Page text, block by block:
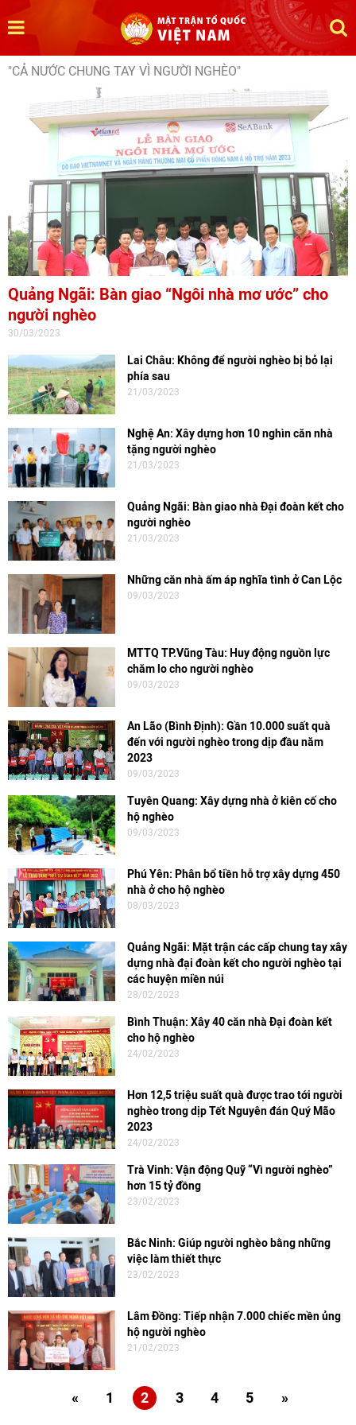
"CẢ NƯỚC CHUNG TAY VÌ NGƯỜI NGHÈO"
Quảng Ngãi: Bàn giao “Ngôi nhà mơ ước” cho
người nghèo
30/03/2023
Lai Châu: Không để người nghèo bị bỏ lại
phía sau
21/03/2023
Nghệ An: Xây dựng hơn 10 nghìn căn nhà
tặng người nghèo
21/03/2023
Quảng Ngãi: Bàn giao nhà Đại đoàn kết cho
người nghèo
21/03/2023
Những căn nhà ấm áp nghĩa tình ở Can Lộc
09/03/2023
MTTQ TP.Vũng Tàu: Huy động nguồn lực
chăm lo cho người nghèo
09/03/2023
An Lão (Bình Định): Gần 10.000 suất quà
đến với người nghèo trong dịp đầu năm
2023
09/03/2023
Tuyên Quang: Xây dựng nhà ở kiên cố cho
hộ nghèo
09/03/2023
Phú Yên: Phân bổ tiền hỗ trợ xây dựng 450
nhà ở cho hộ nghèo
08/03/2023
Quảng Ngãi: Mặt trận các cấp chung tay xây
dựng nhà đại đoàn kết cho người nghèo tại
các huyện miền núi
28/02/2023
Bình Thuận: Xây 40 căn nhà Đại đoàn kết
cho hộ nghèo
24/02/2023
Hơn 12,5 triệu suất quà được trao tới người
nghèo trong dịp Tết Nguyên đán Quý Mão
2023
24/02/2023
Trà Vinh: Vận động Quỹ “Vì người nghèo”
hơn 15 tỷ đồng
23/02/2023
Bắc Ninh: Giúp người nghèo bằng những
việc làm thiết thực
23/02/2023
Lâm Đồng: Tiếp nhận 7.000 chiếc mền ủng
hộ người nghèo
21/02/2023
« 1 2 3 4 5 »